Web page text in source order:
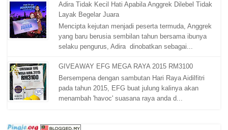
Adira Tidak Kecil Hati Apabila Anggrek Dilebel Tidak
Layak Begelar Juara
Mencipta kejutan menjadi peserta termuda, Anggrek
yang baru berusia sembilan tahun bersama ibunya
selaku pengurus, Adira dinobatkan sebagai...
GIVEAWAY EFG MEGA RAYA 2015 RM3100
Bersempena dengan sambutan Hari Raya Aidilfitri
pada tahun 2015, EFG buat julung kalinya akan
menambah 'havoc' suasana raya anda d...